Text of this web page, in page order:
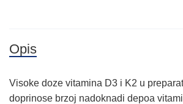
Opis
Visoke doze vitamina D3 i K2 u
doprinose brzoj nadoknadi depoa